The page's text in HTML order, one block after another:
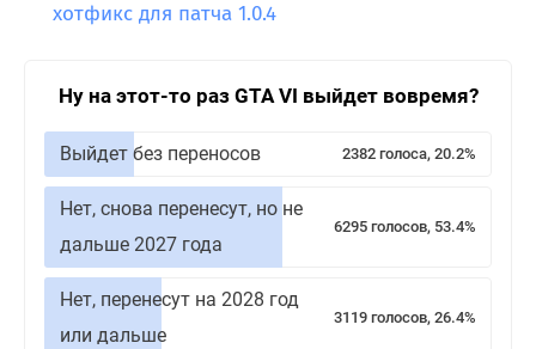
хотфикс для патча 1.0.4
Ну на этот-то раз GTA VI выйдет вовремя?
Выйдет без переносов 2382 голоса, 20.2%
Нет, снова перенесут, но не
дальше 2027 года
6295 голосов, 53.4%
Нет, перенесут на 2028 год
или дальше
3119 голосов, 26.4%